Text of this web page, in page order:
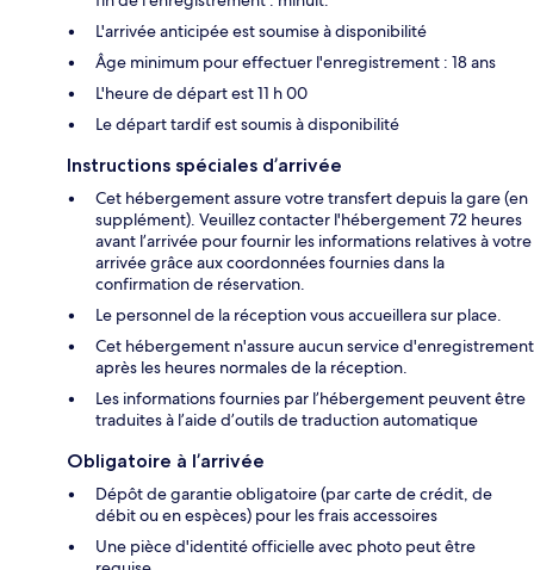
L'arrivée anticipée est soumise à disponibilité
Âge minimum pour effectuer l'enregistrement : 18 ans
L'heure de départ est 11 h 00
Le départ tardif est soumis à disponibilité
Instructions spéciales d’arrivée
Cet hébergement assure votre transfert depuis la gare (en
supplément). Veuillez contacter l'hébergement 72 heures
avant l’arrivée pour fournir les informations relatives à votre
arrivée grâce aux coordonnées fournies dans la
confirmation de réservation.
Le personnel de la réception vous accueillera sur place.
Cet hébergement n'assure aucun service d'enregistrement
après les heures normales de la réception.
Les informations fournies par l’hébergement peuvent être
traduites à l’aide d’outils de traduction automatique
Obligatoire à l’arrivée
Dépôt de garantie obligatoire (par carte de crédit, de
débit ou en espèces) pour les frais accessoires
Une pièce d'identité officielle avec photo peut être